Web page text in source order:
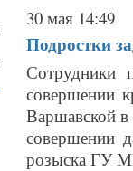
30 мая 14:49
Подростки
Сотрудники
совершении
Варшавской
совершении
розыска ГУ